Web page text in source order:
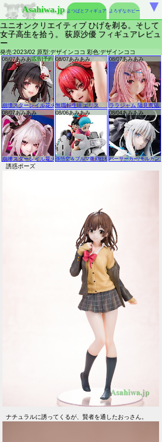
Asahiwa.jp よつばとフィギュア よろずなホビー
ユニオンクリエイティブ ひげを剃る。そして
女子高生を拾う。 荻原沙優 フィギュアレビュ
ー
発売:2023/02 原型:デザインココ 彩色:デザインココ
誘惑ポーズ
ナチュラルに誘ってくるが、賢者を通したおっさん。
▼